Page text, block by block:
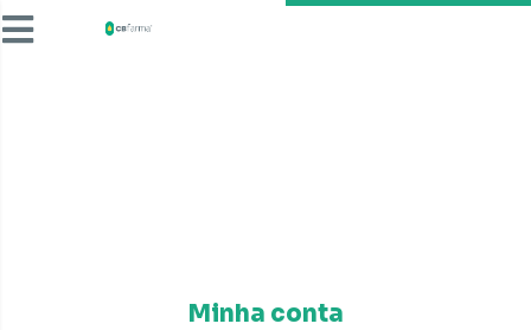
Minha conta